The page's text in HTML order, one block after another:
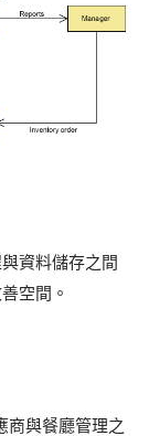
資料儲存之間
空間。
商與餐廳管理之